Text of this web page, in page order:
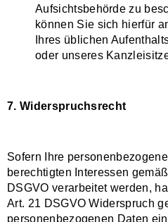
Aufsichtsbehörde zu
können Sie sich hierfür
Ihres üblichen
oder unseres
7. Widerspruchsrecht
Sofern Ihre
berechtigten Interessen
DSGVO verarbeitet werden,
Art. 21 DSGVO Widerspruch
personenbezogenen Daten